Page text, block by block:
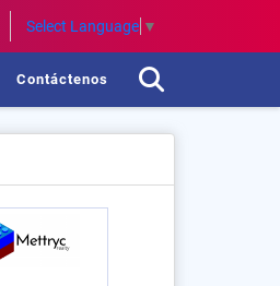
Select Language ▼
Contáctenos